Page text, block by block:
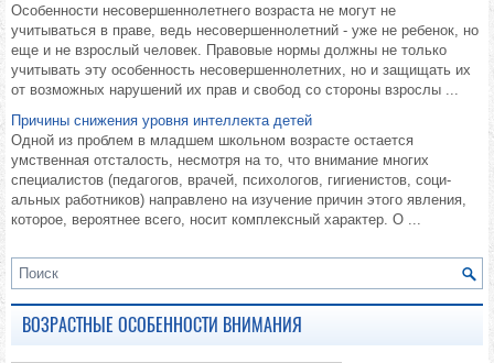
Особенности несовершеннолетнего возраста не могут не
учитываться в праве, ведь несовершеннолетний - уже не ребенок, но
еще и не взрослый человек. Правовые нормы должны не только
учитывать эту особенность несовершеннолетних, но и защищать их
от возможных нарушений их прав и свобод со стороны взрослы ...
Причины снижения уровня интеллекта детей
Одной из проблем в младшем школьном возра­сте остается
умственная отсталость, несмотря на то, что вни­мание многих
специалистов (педагогов, врачей, психологов, гигиенистов, соци­
альных работников) направлено на изуче­ние причин этого явления,
которое, веро­ятнее всего, носит комплексный характер. О ...
ВОЗРАСТНЫЕ ОСОБЕННОСТИ ВНИМАНИЯ